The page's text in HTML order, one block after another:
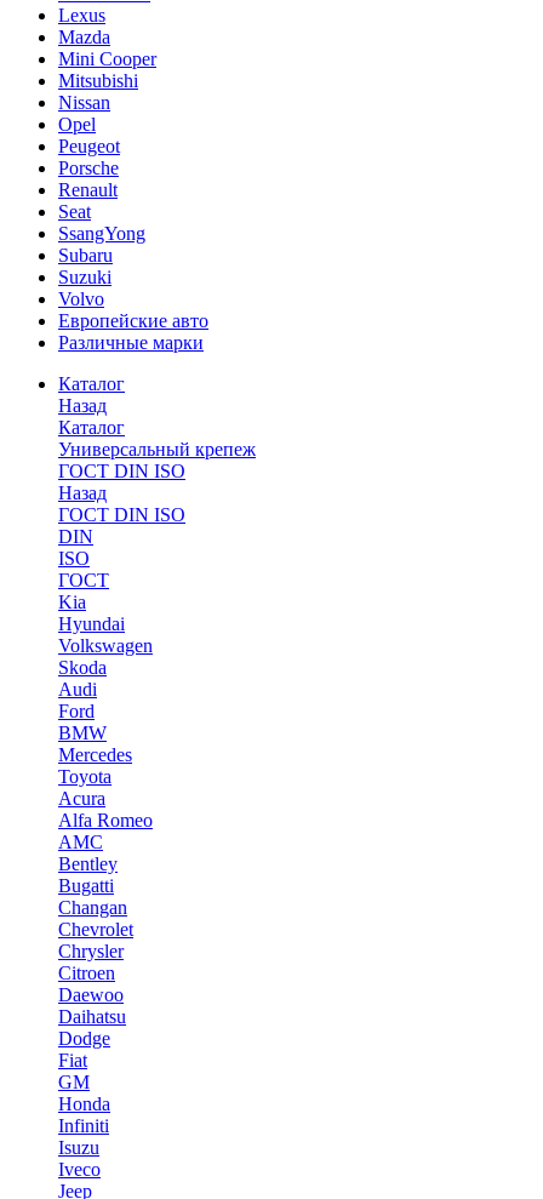
Lexus
Mazda
Mini Cooper
Mitsubishi
Nissan
Opel
Peugeot
Porsche
Renault
Seat
SsangYong
Subaru
Suzuki
Volvo
Европейские авто
Различные марки
Каталог
Назад
Каталог
Универсальный крепеж
ГОСТ DIN ISO
Назад
ГОСТ DIN ISO
DIN
ISO
ГОСТ
Kia
Hyundai
Volkswagen
Skoda
Audi
Ford
BMW
Mercedes
Toyota
Acura
Alfa Romeo
AMC
Bentley
Bugatti
Changan
Chevrolet
Chrysler
Citroen
Daewoo
Daihatsu
Dodge
Fiat
GM
Honda
Infiniti
Isuzu
Iveco
Jeep